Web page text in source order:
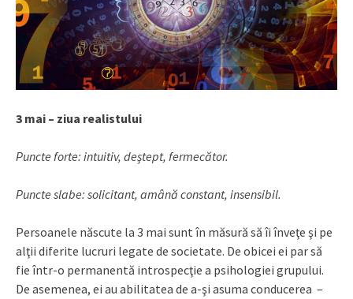
3 mai – ziua realistului
Puncte forte: intuitiv, deştept, fermecător.
Puncte slabe: solicitant, amână constant, insensibil.
Persoanele născute la 3 mai sunt în măsură să îi înveţe şi pe
alţii diferite lucruri legate de societate. De obicei ei par să
fie într-o permanentă introspecţie a psihologiei grupului.
De asemenea, ei au abilitatea de a-şi asuma conducerea –